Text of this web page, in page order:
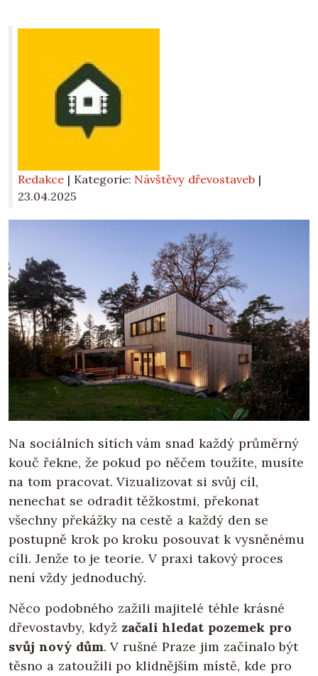
Redakce | Kategorie: Návštěvy dřevostaveb |
23.04.2025
Na sociálních sítích vám snad každý průměrný
kouč řekne, že pokud po něčem toužíte, musíte
na tom pracovat. Vizualizovat si svůj cíl,
nenechat se odradit těžkostmi, překonat
všechny překážky na cestě a každý den se
postupně krok po kroku posouvat k vysněnému
cíli. Jenže to je teorie. V praxi takový proces
není vždy jednoduchý.
Něco podobného zažili majitelé téhle krásné
dřevostavby, když začali hledat pozemek pro
svůj nový dům. V rušné Praze jim začínalo být
těsno a zatoužili po klidnějším místě, kde pro